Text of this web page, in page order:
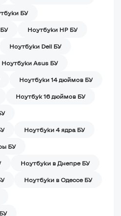
БУ
Ноутбуки HP БУ
Ноутбуки Dell БУ
Ноутбуки Asus БУ
Ноутбуки 14 дюймов БУ
Ноутбук 16 дюймов БУ
Ноутбуки 4 ядра БУ
БУ
Ноутбуки в Днепре БУ
Ноутбуки в Одессе БУ